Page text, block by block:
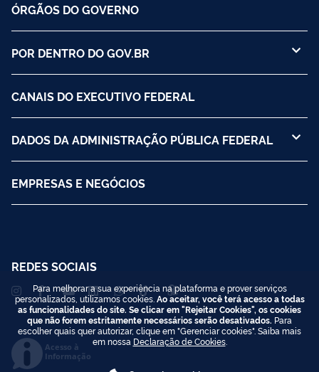
ÓRGÃOS DO GOVERNO
POR DENTRO DO GOV.BR
CANAIS DO EXECUTIVO FEDERAL
DADOS DA ADMINISTRAÇÃO PÚBLICA FEDERAL
EMPRESAS E NEGÓCIOS
REDES SOCIAIS
Acesso à
Informação
Para melhorar a sua experiência na plataforma e prover serviços
personalizados, utilizamos cookies. Ao aceitar, você terá acesso a todas
as funcionalidades do site. Se clicar em "Rejeitar Cookies", os cookies
que não forem estritamente necessários serão desativados. Para
escolher quais quer autorizar, clique em "Gerenciar cookies". Saiba mais
em nossa Declaração de Cookies.